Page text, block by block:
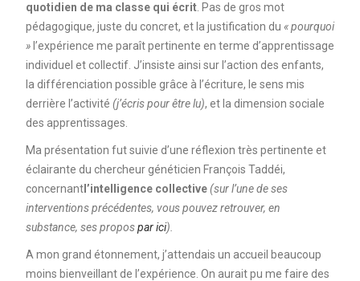
quotidien de ma classe qui écrit. Pas de gros mot
pédagogique, juste du concret, et la justification du « pourquoi
»l’expérience me paraît pertinente en terme d’apprentissage
individuel et collectif. J’insiste ainsi sur l’action des enfants,
la différenciation possible grâce à l’écriture, le sens mis
derrière l’activité (j’écris pour être lu), et la dimension sociale
des apprentissages.
Ma présentation fut suivie d’une réflexion très pertinente et
éclairante du chercheur généticien François Taddéi,
concernantl’intelligence collective(sur l’une de ses
interventions précédentes, vous pouvez retrouver, en
substance, ses propospar ici).
A mon grand étonnement, j’attendais un accueil beaucoup
moins bienveillant de l’expérience. On aurait pu me faire des